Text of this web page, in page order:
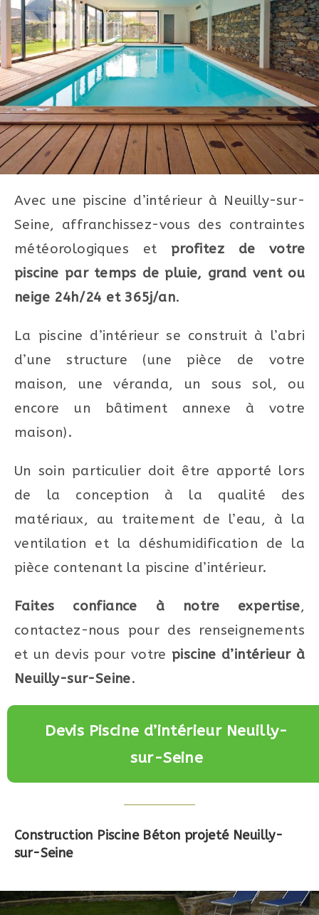
Avec une piscine d’intérieur à Neuilly-sur-
Seine, affranchissez-vous des contraintes
météorologiques et profitez de votre
piscine par temps de pluie, grand vent ou
neige 24h/24 et 365j/an.
La piscine d’intérieur se construit à l’abri
d’une structure (une pièce de votre
maison, une véranda, un sous sol, ou
encore un bâtiment annexe à votre
maison).
Un soin particulier doit être apporté lors
de la conception à la qualité des
matériaux, au traitement de l’eau, à la
ventilation et la déshumidification de la
pièce contenant la piscine d’intérieur.
Faites confiance à notre expertise,
contactez-nous pour des renseignements
et un devis pour votre piscine d’intérieur à
Neuilly-sur-Seine.
Devis Piscine d’intérieur Neuilly-
sur-Seine
Construction Piscine Béton projeté Neuilly-
sur-Seine